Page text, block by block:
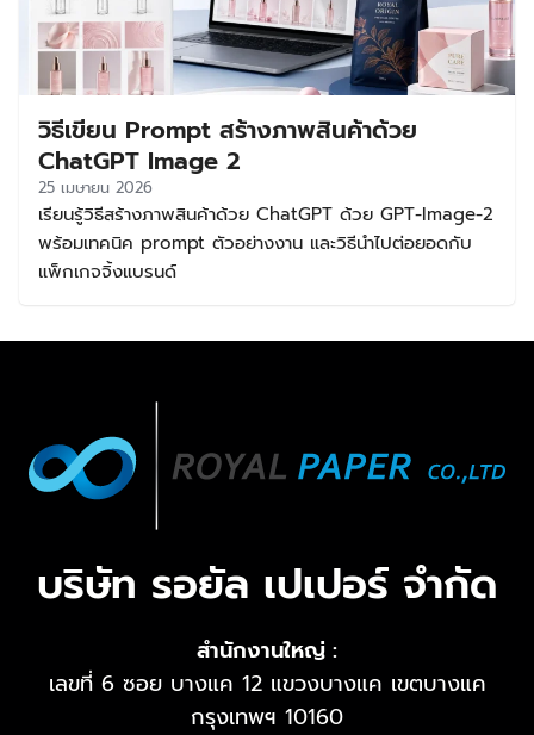
วิธีเขียน Prompt สร้างภาพสินค้าด้วย
ChatGPT Image 2
25 เมษายน 2026
เรียนรู้วิธีสร้างภาพสินค้าด้วย ChatGPT ด้วย GPT-Image-2
พร้อมเทคนิค prompt ตัวอย่างงาน และวิธีนำไปต่อยอดกับ
แพ็กเกจจิ้งแบรนด์
บริษัท รอยัล เปเปอร์ จำกัด
สำนักงานใหญ่ :
เลขที่ 6 ซอย บางแค 12 แขวงบางแค เขตบางแค
กรุงเทพฯ 10160